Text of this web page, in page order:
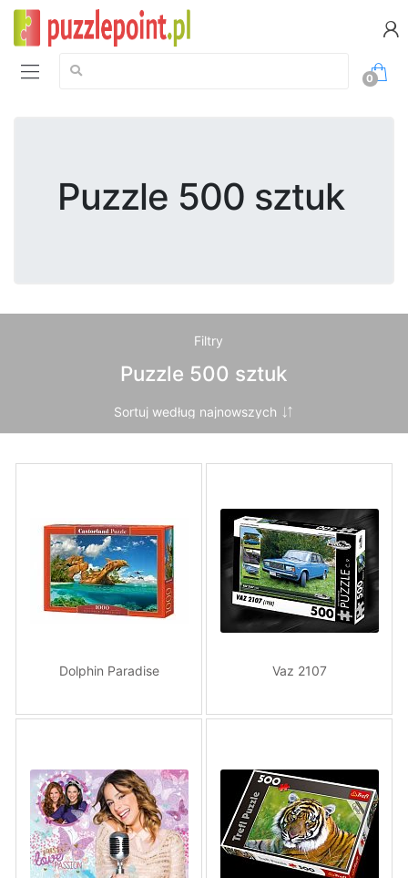
Szukaj:
0
Puzzle 500 sztuk
Filtry
Puzzle 500 sztuk
Dolphin Paradise Vaz 2107